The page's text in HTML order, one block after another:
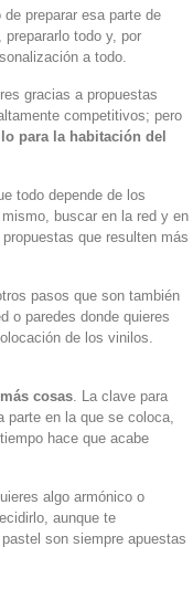
preparar esa parte de
todo y, por
a todo.
gracias a propuestas
competitivos; pero
para la habitación del
todo depende de los
buscar en la red y en
que resulten más
pasos que son también
o paredes donde quieres
de los vinilos.
cosas. La clave para
parte en la que se coloca,
hace que acabe
algo armónico o
aunque te
son siempre apuestas